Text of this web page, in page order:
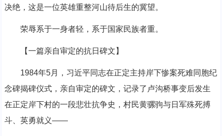
决绝，这是一位英雄重整河山待后生的冀望。
荣辱系于一身者轻，系于国家民族者重。
【一篇亲自审定的抗日碑文】
1984年5月，习近平同志在正定主持岸下惨案死难同胞纪
念碑揭碑仪式，亲自审定的碑文，记录了卢沟桥事变后发生
在正定岸下村的一段悲壮抗争史，村民黄骡驹与日军殊死搏
斗、英勇就义——